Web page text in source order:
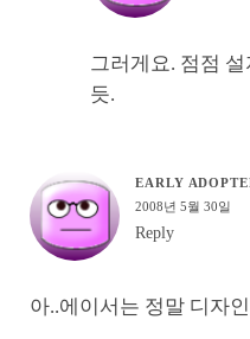
그러게요. 점점
듯.
EARLY
2008년 5월 30일
Reply
아..에이서는 정말 디자